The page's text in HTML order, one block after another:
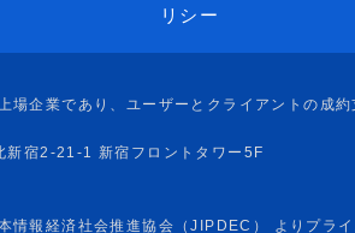
リシー